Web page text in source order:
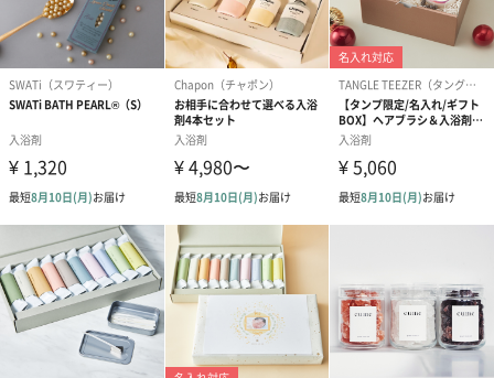
商品に合わせたサイズをお届けします。
あり（280円）
メッセージカード（通常・写真・グリーティング）
誕生日や結婚祝い・出産祝いなど、様々なシーンのメッセージカ
ードを同梱します。